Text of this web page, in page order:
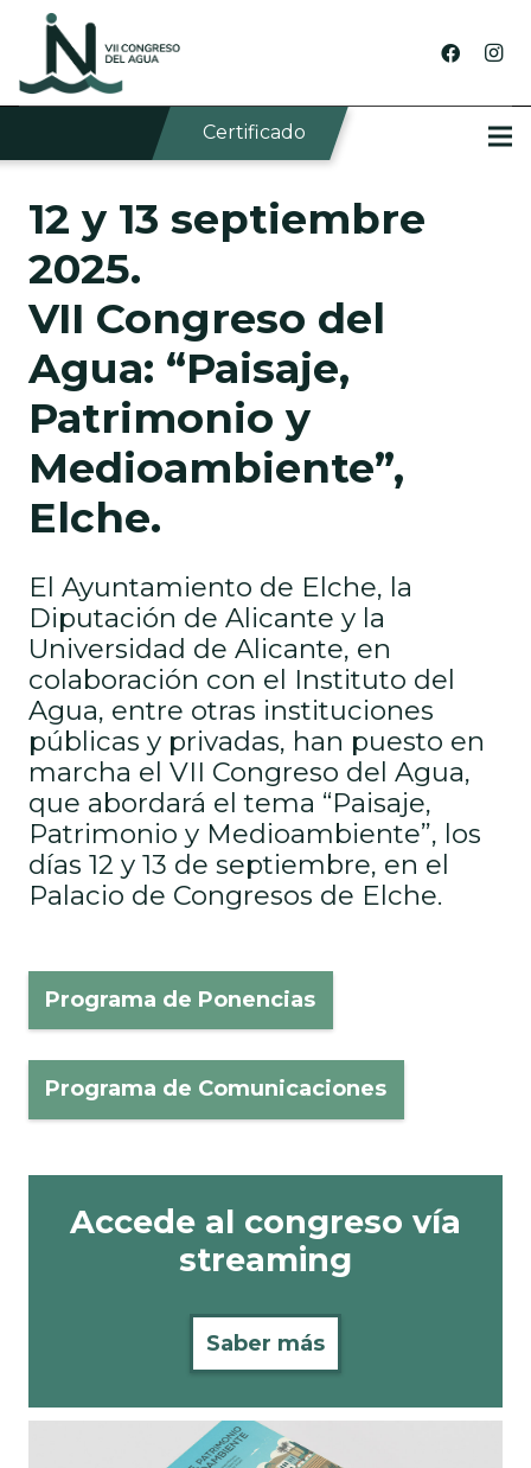
Certificado
12 y 13 septiembre
2025.
VII Congreso del
Agua: “Paisaje,
Patrimonio y
Medioambiente”,
Elche.
El Ayuntamiento de Elche, la
Diputación de Alicante y la
Universidad de Alicante, en
colaboración con el Instituto del
Agua, entre otras instituciones
públicas y privadas, han puesto en
marcha el VII Congreso del Agua,
que abordará el tema “Paisaje,
Patrimonio y Medioambiente”, los
días 12 y 13 de septiembre, en el
Palacio de Congresos de Elche.
Programa de Ponencias
Programa de Comunicaciones
Accede al congreso vía
streaming
Saber más